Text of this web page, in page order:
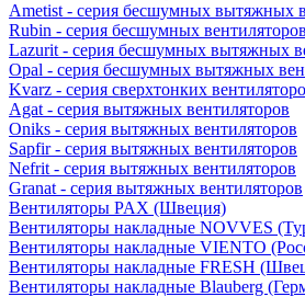
Ametist - серия бесшумных вытяжных
Rubin - серия бесшумных
Lazurit - серия бесшумных вытяжных
Opal - серия бесшумных вытяжных
Kvarz - серия сверхтонких
Agat - серия вытяжных вентиляторов
Oniks - серия вытяжных вентиляторов
Sapfir - серия вытяжных вентиляторов
Nefrit - серия вытяжных вентиляторов
Granat - серия вытяжных вентиляторов
Вентиляторы PAX (Швеция)
Вентиляторы накладные NOVVES
Вентиляторы накладные VIENTO
Вентиляторы накладные FRESH
Вентиляторы накладные Blauberg